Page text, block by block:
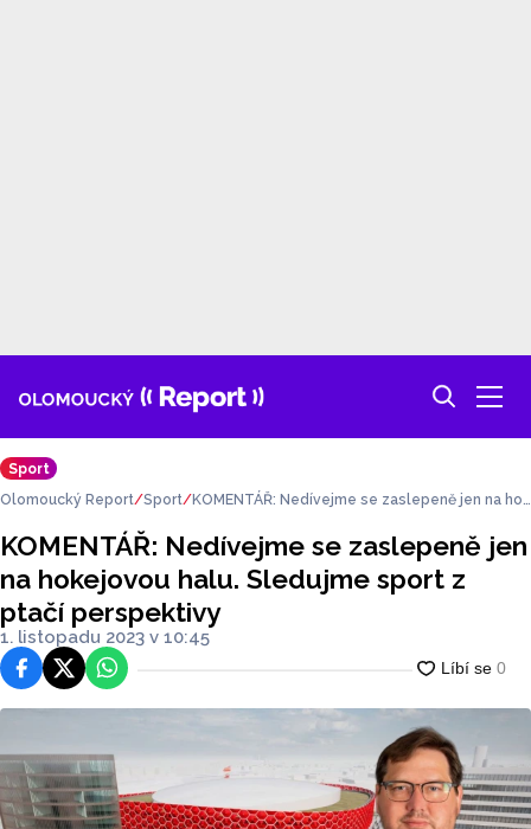
Sport
Olomoucký Report Sport
KOMENTÁŘ: Nedívejme se zaslepeně jen na hok
KOMENTÁŘ: Nedívejme se zaslepeně jen
na hokejovou halu. Sledujme sport z
ptačí perspektivy
1. listopadu 2023 v 10:45
FacebookPlatforma X
WhatsApp